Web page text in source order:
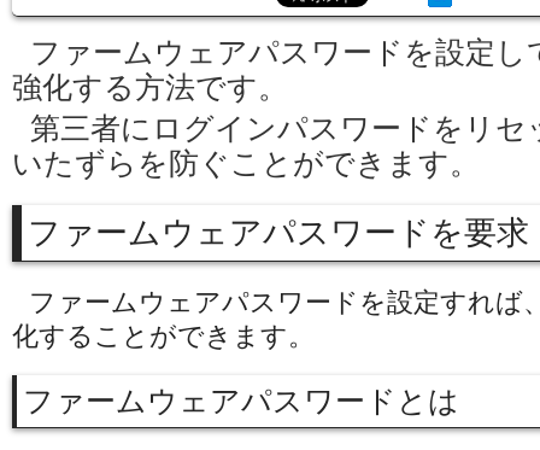
ファームウェアパスワードを設定
強化する方法です。
第三者にログインパスワードをリ
いたずらを防ぐことができます。
ファームウェアパスワードを要求
ファームウェアパスワードを設定すれば
化することができます。
ファームウェアパスワードとは